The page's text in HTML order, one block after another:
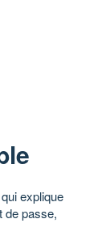
explique
de passe,